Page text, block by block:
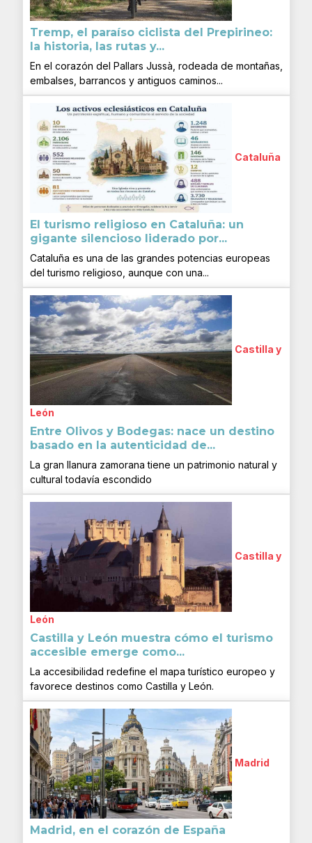
Tremp, el paraíso ciclista del Prepirineo:
la historia, las rutas y...
En el corazón del Pallars Jussà, rodeada de montañas,
embalses, barrancos y antiguos caminos...
Cataluña
El turismo religioso en Cataluña: un
gigante silencioso liderado por...
Cataluña es una de las grandes potencias europeas
del turismo religioso, aunque con una...
Castilla y
León
Entre Olivos y Bodegas: nace un destino
basado en la autenticidad de...
La gran llanura zamorana tiene un patrimonio natural y
cultural todavía escondido
Castilla y
León
Castilla y León muestra cómo el turismo
accesible emerge como...
La accesibilidad redefine el mapa turístico europeo y
favorece destinos como Castilla y León.
Madrid
Madrid, en el corazón de España